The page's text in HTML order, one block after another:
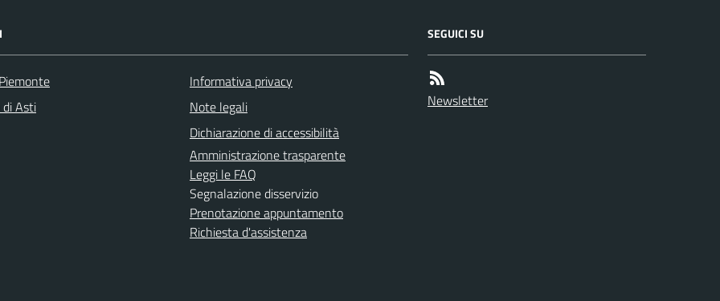
di Asti
Informativa privacy
Note legali
Dichiarazione di accessibilità
Amministrazione trasparente
Leggi le FAQ
Segnalazione disservizio
Prenotazione appuntamento
Richiesta d'assistenza
SEGUICI SU
Newsletter